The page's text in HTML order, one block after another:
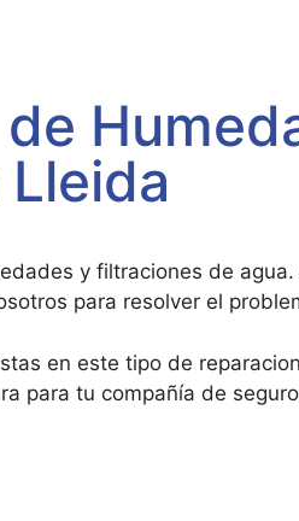
Lleida
y filtraciones de
para resolver el
en este tipo de
para tu compañía de